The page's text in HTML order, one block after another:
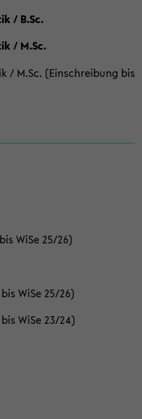
/ B.Sc.
/ M.Sc.
M.Sc. (Einschreibung bis
WiSe 25/26)
WiSe 25/26)
WiSe 23/24)